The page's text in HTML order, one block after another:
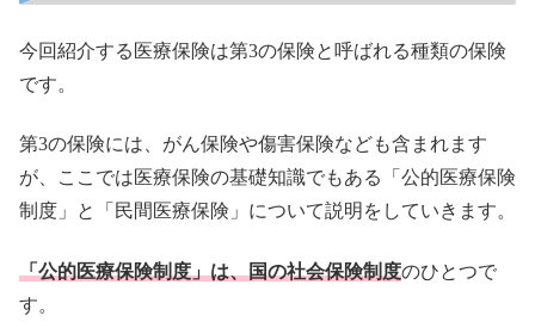
今回紹介する医療保険は第3の保険と呼ばれる種類の保険
です。
第3の保険には、がん保険や傷害保険なども含まれます
が、
ここでは医療保険の基礎知識でもある「公的医療保険
制度」と「民間医療保険」 について説明をしていきます。
「公的医療保険制度」は、国の社会保険制度のひとつで
す。